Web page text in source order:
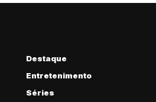
Destaque
Entretenimento
Séries